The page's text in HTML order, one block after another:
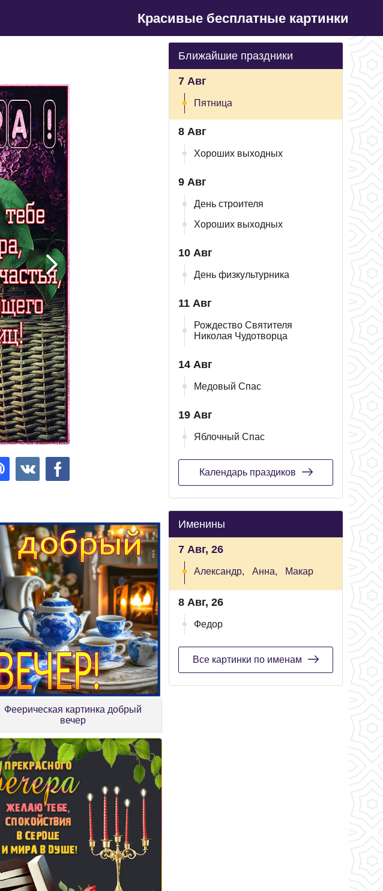
Красивые бесплатные картинки
Феерическая картинка добрый
вечер
Ближайшие праздники
7 Авг
Пятница
8 Авг
Хороших выходных
9 Авг
День строителя
Хороших выходных
10 Авг
День физкультурника
11 Авг
Рождество Святителя
Николая Чудотворца
14 Авг
Медовый Спас
19 Авг
Яблочный Спас
Календарь праздиков
Именины
7 Авг, 26
Александр, Анна, Макар
8 Авг, 26
Федор
Все картинки по именам